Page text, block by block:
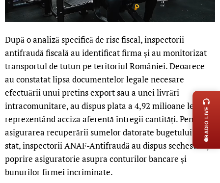
După o analiză specifică de risc fiscal, inspectorii
antifraudă fiscală au identificat firma și au monitorizat
transportul de tutun pe teritoriul României. Deoarece
au constatat lipsa documentelor legale necesare
efectuării unui pretins export sau a unei livrări
intracomunitare, au dispus plata a 4,92 milioane lei,
reprezentând acciza aferentă întregii cantități. Pentru
asigurarea recuperării sumelor datorate bugetului de
stat, inspectorii ANAF-Antifraudă au dispus sechestru și
poprire asiguratorie asupra conturilor bancare și
bunurilor firmei incriminate.
RADIO LIVE